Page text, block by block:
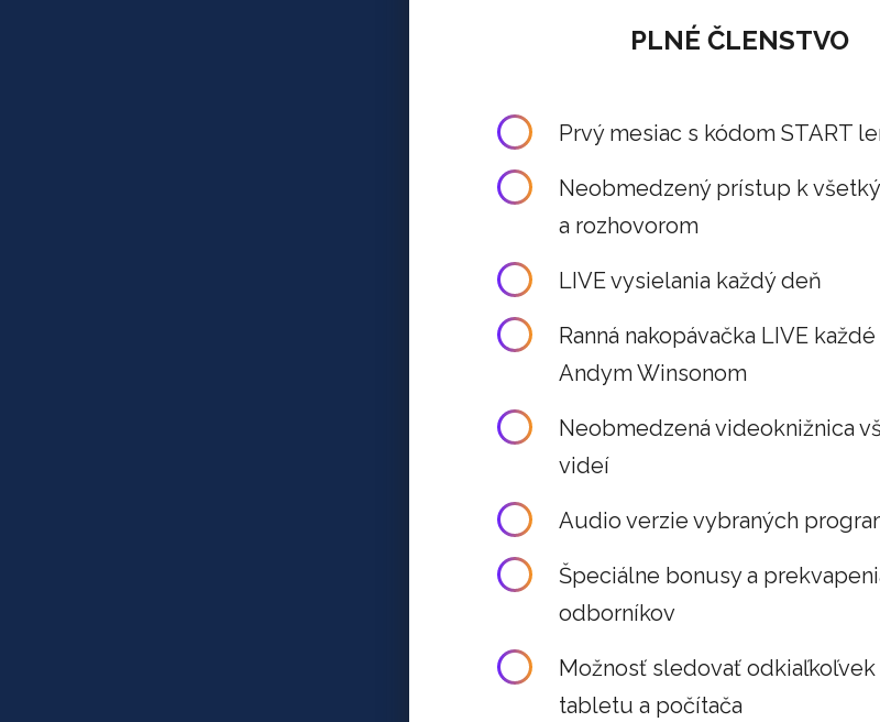
PLNÉ ČLENSTVO
Prvý mesiac s kódom START
Neobmedzený prístup k
a rozhovorom
LIVE vysielania každý deň
Ranná nakopávačka LIVE
Andym Winsonom
Neobmedzená videoknižnica
videí
Audio verzie vybraných
Špeciálne bonusy a
odborníkov
Možnosť sledovať
tabletu a počítača